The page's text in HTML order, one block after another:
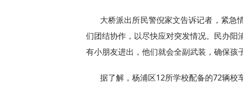
大桥派出所民警倪家文告诉记者，紧急
们团结协作，以尽快应对突发情况。民办阳
有小朋友进出，他们就会全副武装，确保孩
据了解，杨浦区12所学校配备的72辆校